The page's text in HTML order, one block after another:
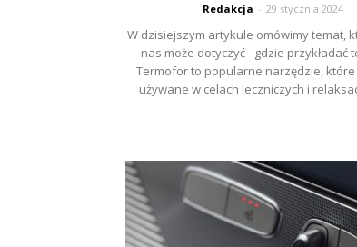
Redakcja - 29 stycznia 2024
W dzisiejszym artykule omówimy temat,
nas może dotyczyć - gdzie przykładać
Termofor to popularne narzędzie, które
używane w celach leczniczych i